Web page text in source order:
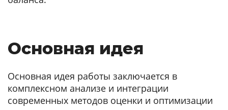
Основная идея
Основная идея работы заключается в
комплексном анализе и интеграции
современных методов оценки и оптимизации